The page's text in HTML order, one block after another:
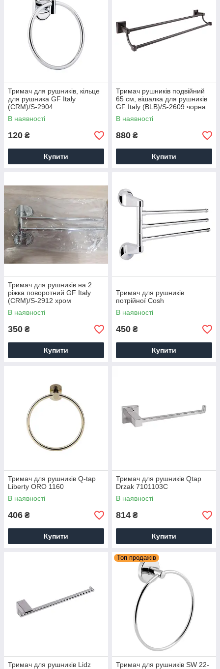
Тримач для рушників, кільце
для рушника GF Italy
(CRM)/S-2904
В наявності
120 ₴
Купити
Тримач рушників подвійний
65 см, вішалка для рушників
GF Italy (BLB)/S-2609 чорна
В наявності
880 ₴
Купити
Тримач для рушників на 2
ріжка поворотний GF Italy
(CRM)/S-2912 хром
В наявності
350 ₴
Купити
Тримач для рушників
потрійної Cosh
В наявності
450 ₴
Купити
Тримач для рушників Q-tap
Liberty ORO 1160
В наявності
406 ₴
Купити
Тримач для рушників Qtap
Drzak 7101103C
В наявності
814 ₴
Купити
Тримач для рушників Lidz
Топ продажів
Тримач для рушників SW 22-